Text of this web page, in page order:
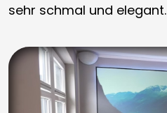
sehr schmal und elegant.